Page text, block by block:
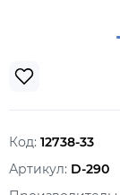
Код: 12738-33
Артикул: D-290